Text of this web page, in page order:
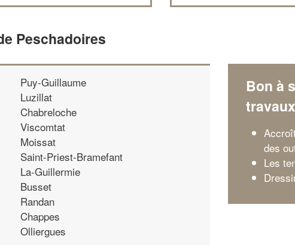
Peschadoires
Puy-Guillaume
Luzillat
Chabreloche
Viscomtat
Moissat
Saint-Priest-Bramefant
La-Guillermie
Busset
Randan
Chappes
Olliergues
Bon à
travaux
des
Les